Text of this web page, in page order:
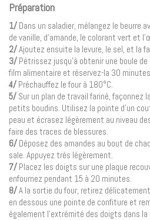
Préparation
1/ Dans un saladier, mélangez le beurre
de vanille, d’amande, le colorant vert et
2/Ajoutez ensuite la levure, le sel, et la
3/ Pétrissez jusqu’à obtenir une boule
film alimentaire et réservez-la 30
4/ Préchauffez le four à 180°C.
5/ Sur un plan de travail fariné, façonnez
petits boudins. Utilisez la pointe d’un
peau et écrasez légèrement au niveau
faire des traces de blessures.
6/ Déposez des amandes au bout de
sale. Appuyez très légèrement.
7/ Placez les doigts sur une plaque
enfournez pendant 15 à 20 minutes.
8/A la sortie du four, retirez
en dessous une pointe de confiture et
également l’extrémité des doigts dans